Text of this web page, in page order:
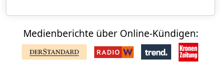
Medienberichte über Online-Kündigen: